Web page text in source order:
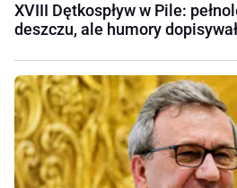
XVIII Dętkospływ w Pile:
deszczu, ale humory